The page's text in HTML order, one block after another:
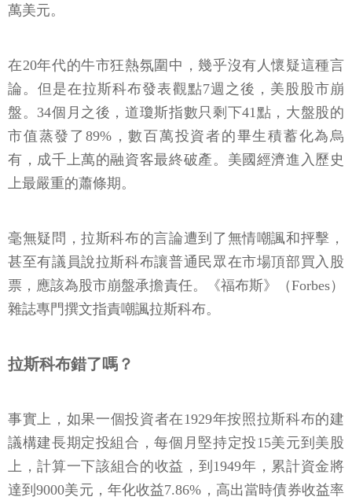
萬美元。
在20年代的牛市狂熱氛圍中，幾乎沒有人懷疑這種言
論。但是在拉斯科布發表觀點7週之後，美股股市崩
盤。34個月之後，道瓊斯指數只剩下41點，大盤股的
市值蒸發了89%，數百萬投資者的畢生積蓄化為烏
有，成千上萬的融資客最終破產。美國經濟進入歷史
上最嚴重的蕭條期。
毫無疑問，拉斯科布的言論遭到了無情嘲諷和抨擊，
甚至有議員說拉斯科布讓普通民眾在市場頂部買入股
票，應該為股市崩盤承擔責任。《福布斯》（Forbes）
雜誌專門撰文指責嘲諷拉斯科布。
拉斯科布錯了嗎？
事實上，如果一個投資者在1929年按照拉斯科布的建
議構建長期定投組合，每個月堅持定投15美元到美股
上，計算一下該組合的收益，到1949年，累計資金將
達到9000美元，年化收益7.86%，高出當時債券收益率